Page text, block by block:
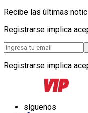
Recibe las últimas
Registrarse implica
Registrarse implica
síguenos